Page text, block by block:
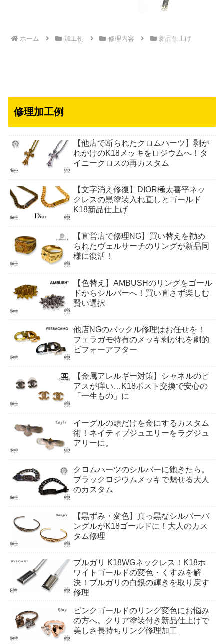
ホーム 加工例 修理内容 新品仕上げ
修理加工例
【他店で断られたクロムハーツ】剥が
れかけのK18メッキをロジウムへ！タ
イニークロスの再カスタム
【文字消え修復】DIOR極太喜平ネッ
クレスの黒塗装入れ直しとゴールド
K18新品仕上げ
【直営店で修理NG】買い替えを勧め
られたヴェルサーチのリングが新品同
様に復活！
【色替え】AMBUSHのリングをゴール
ドからシルバーへ！買い直さず楽しむ
賢い選択
他店NGのバックル修理はお任せを！
フェラガモ特有のメッキ剥がれを劇的
ビフォーアフター
【金属アレルギー対策】シャネルのピ
アスが痒い…K18ポスト交換で安心の
「一生もの」に
イーグルの頭だけを金にするカスタム
術！ネイティブジュエリーをラグジュ
アリーに。
クロムハーツのシルバーに飽きたら。
ブラックロジウムメッキで魅せる大人
のカスタム
【黒ずみ・変色】真っ黒なシルバーバ
ングルがK18ゴールドに！大人のカス
タム修理
ブルガリ K18WGネックレス！K18ホ
ワイトゴールドの変色・くすみを解
決！ブルガリの白銀の輝きを取り戻す
修理
ピンクゴールドのリング変色にお悩み
の方へ。クリア塗装付き新品仕上げで
美しさ長持ちリング修理加工